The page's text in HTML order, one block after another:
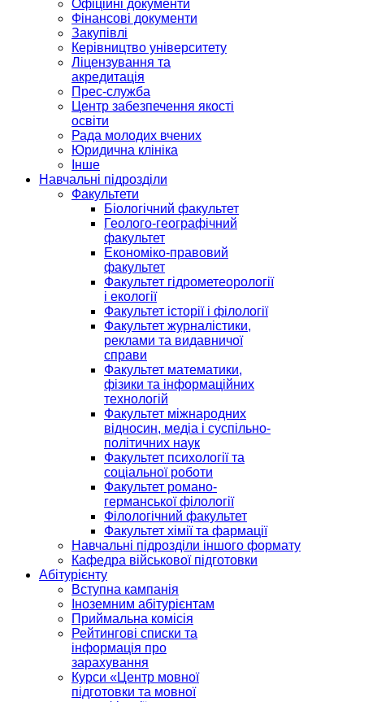
Офіційні документи
Фінансові документи
Закупівлі
Керівництво університету
Ліцензування та
акредитація
Прес-служба
Центр забезпечення якості
освіти
Рада молодих вчених
Юридична клініка
Інше
Навчальні підрозділи
Факультети
Біологічний факультет
Геолого-географічний
факультет
Економіко-правовий
факультет
Факультет гідрометеорології
і екології
Факультет історії і філології
Факультет журналістики,
реклами та видавничої
справи
Факультет математики,
фізики та інформаційних
технологій
Факультет міжнародних
відносин, медіа і суспільно-
політичних наук
Факультет психології та
соціальної роботи
Факультет романо-
германської філології
Філологічний факультет
Факультет хімії та фармації
Навчальні підрозділи іншого формату
Кафедра військової підготовки
Абітурієнту
Вступна кампанія
Іноземним абітурієнтам
Приймальна комісія
Рейтингові списки та
інформація про
зарахування
Курси «Центр мовної
підготовки та мовної